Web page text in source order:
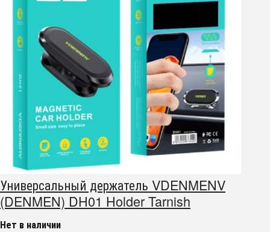
Универсальный держатель VDENMENV
(DENMEN) DH01 Holder Tarnish
Нет в наличии